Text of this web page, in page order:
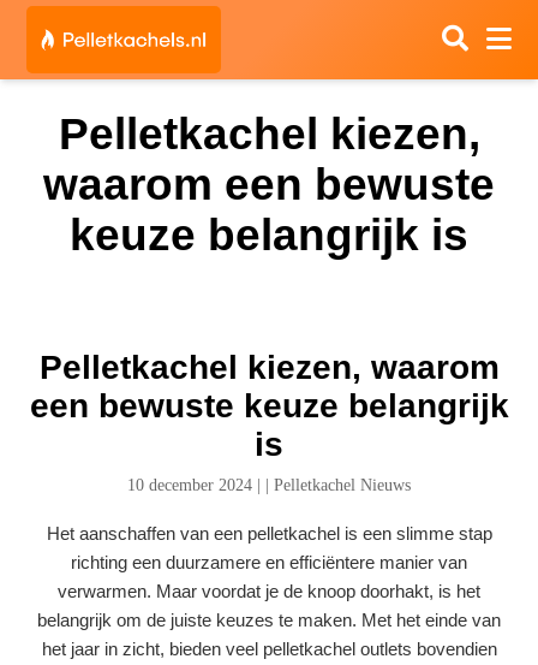
Pelletkachel kiezen,
waarom een bewuste
keuze belangrijk is
Pelletkachel kiezen, waarom
een bewuste keuze belangrijk
is
10 december 2024 Pelletkachel Nieuws
Het aanschaffen van een pelletkachel is een slimme stap
richting een duurzamere en efficiëntere manier van
verwarmen. Maar voordat je de knoop doorhakt, is het
belangrijk om de juiste keuzes te maken. Met het einde van
het jaar in zicht, bieden veel pelletkachel outlets bovendien